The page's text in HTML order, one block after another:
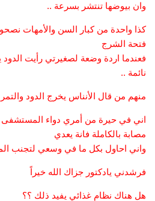
وان بيوضها تنتشر بسرعة ..
كذا واحدة من كبار السن والأمهات
فتحة الشرج
فعندما اردة وضعة لصغيرتي رأيت
نائمة ..
منهم من قال الأنناس يخرج الدود والتمر
اني في حيرة من أمري دواء المستشفى
مصابة بالكاملة فانة يعدي
واني احاول بكل ما في وسعي لتجنب
فرشدني يادكتور جزاك الله خيراً
هل هناك نظام غذائي يفيد ذلك ؟؟